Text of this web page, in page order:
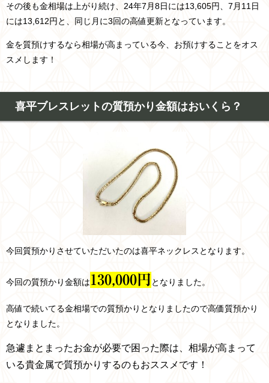
その後も金相場は上がり続け、24年7月8日には13,605円、7月11日
には13,612円と、同じ月に3回の高値更新となっています。
金を質預けするなら相場が高まっている今、お預けすることをオス
スメします！
喜平ブレスレットの質預かり金額はおいくら？
今回質預かりさせていただいたのは喜平ネックレスとなります。
今回の質預かり金額は130,000円 となりました。
高値で続いてる金相場での質預かりとなりましたので高価質預かり
となりました。
急遽まとまったお金が必要で困った際は、相場が高まって
いる貴金属で質預かりするのもおススメです！